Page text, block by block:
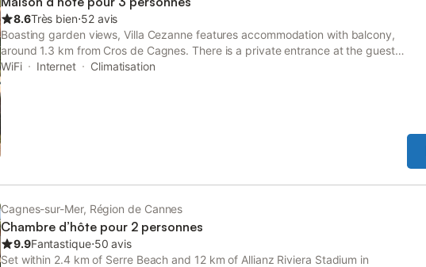
8.6Très bien⋅52 avis
Boasting garden views, Villa Cezanne features accommodation with balcony,
around 1.3 km from Cros de Cagnes. There is a private entrance at the guest
house for the convenience of those who stay.
WiFi Internet Climatisation
Cagnes-sur-Mer, Région de Cannes
Chambre d’hôte pour 2 personnes
9.9Fantastique⋅50 avis
Set within 2.4 km of Serre Beach and 12 km of Allianz Riviera Stadium in